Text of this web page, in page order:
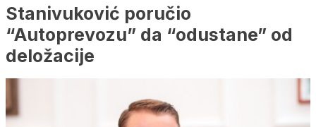
Stanivuković poručio
“Autoprevozu” da “odustane” od
deložacije